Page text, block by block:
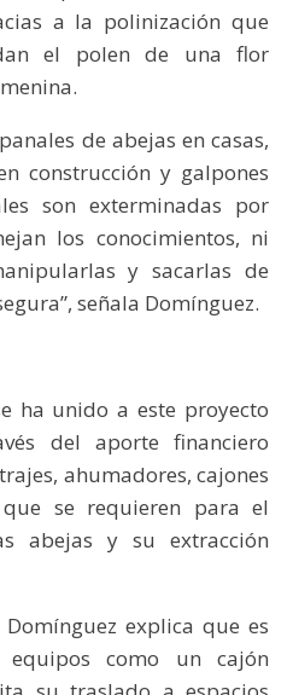
a la polinización que
el polen de una flor
de abejas en casas,
construcción y galpones
son exterminadas por
los conocimientos, ni
y sacarlas de
señala Domínguez.
ha unido a este proyecto
del aporte financiero
ahumadores, cajones
se requieren para el
abejas y su extracción
explica que es
equipos como un cajón